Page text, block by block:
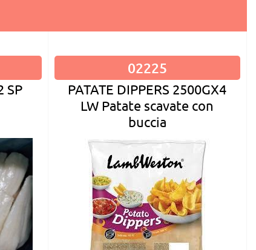
SP
02225
PATATE DIPPERS 2500GX4
LW Patate scavate con
buccia